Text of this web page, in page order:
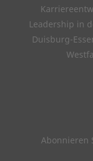
Leadership in
Duisburg-
Abonnieren